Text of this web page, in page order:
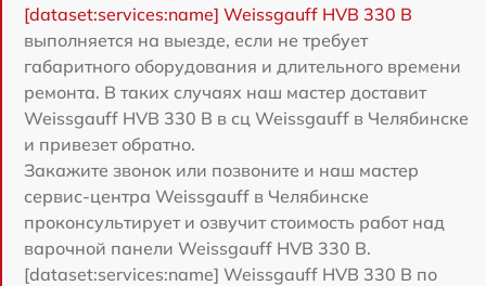
[dataset:services:name] Weissgauff HVB 330 B
выполняется на выезде, если не требует
габаритного оборудования и длительного времени
ремонта. В таких случаях наш мастер доставит
Weissgauff HVB 330 B в сц Weissgauff в Челябинске
и привезет обратно.
Закажите звонок или позвоните и наш мастер
сервис-центра Weissgauff в Челябинске
проконсультирует и озвучит стоимость работ над
варочной панели Weissgauff HVB 330 B.
[dataset:services:name] Weissgauff HVB 330 B по